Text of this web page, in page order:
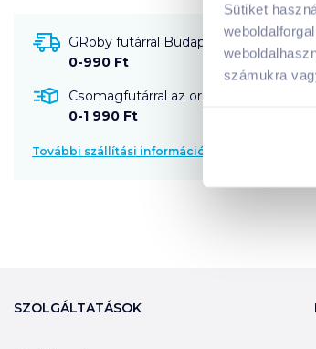
Sütiket
számukra
GRoby futárral Budapestre és
0-990 Ft
Csomagfutárral az ország egész
0-1 990 Ft
További szállítási információk
SZOLGÁLTATÁSOK